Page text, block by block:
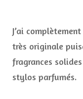
J’ai
très originale
fragrances
stylos parfumés.